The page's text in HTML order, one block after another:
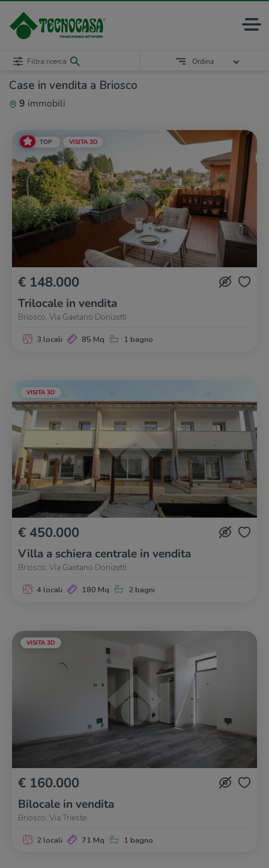
Case in vendita a Briosco
9 immobili
Filtra ricerca Ordina
TOP VISITA 3D
€ 148.000
Trilocale in vendita
Briosco, Via Gaetano Donizetti
3 locali 85 Mq 1 bagno
VISITA 3D
€ 450.000
Villa a schiera centrale in vendita
Briosco, Via Gaetano Donizetti
4 locali 180 Mq 2 bagni
VISITA 3D
€ 160.000
Bilocale in vendita
Briosco, Via Trieste
2 locali 71 Mq 1 bagno